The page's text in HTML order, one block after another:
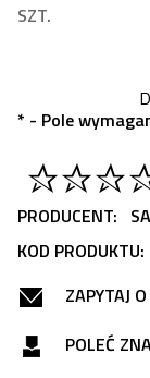
SZT.
* - Pole
PRODUCENT:
KOD PRODUKTU:
ZAPYTAJ
POLEĆ